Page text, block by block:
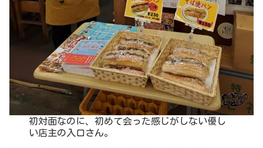
初対面なのに、初めて会った感じがしない優し
い店主の入口さん。